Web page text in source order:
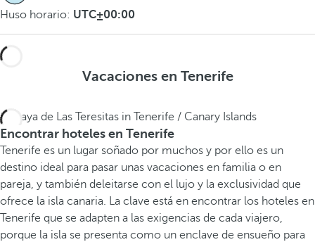
Huso horario: UTC±00:00
Vacaciones en Tenerife
Encontrar hoteles en Tenerife
Tenerife es un lugar soñado por muchos y por ello es un
destino ideal para pasar unas vacaciones en familia o en
pareja, y también deleitarse con el lujo y la exclusividad que
ofrece la isla canaria. La clave está en encontrar los hoteles en
Tenerife que se adapten a las exigencias de cada viajero,
porque la isla se presenta como un enclave de ensueño para